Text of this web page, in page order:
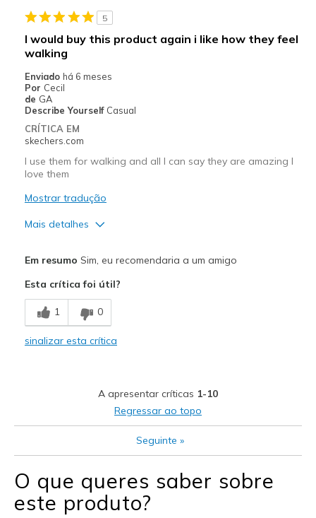
Casual Wear
Travel
Width
Sizing
5
I would buy this product again i like how they feel
walking
Enviado há 6 meses
Por Cecil
de GA
Describe Yourself Casual
CRÍTICA EM
skechers.com
I use them for walking and all I can say they are amazing I
love them
Mostrar tradução
Mais detalhes
Comfortable
Melhores utilizações
Casual Wear
Feels true to size
Shoes are for Wearing
Em resumo Sim, eu recomendaria a um amigo
Esta crítica foi útil?
1 0
sinalizar esta crítica
A apresentar críticas 1-10
Regressar ao topo
Seguinte »
O que queres saber sobre
este produto?